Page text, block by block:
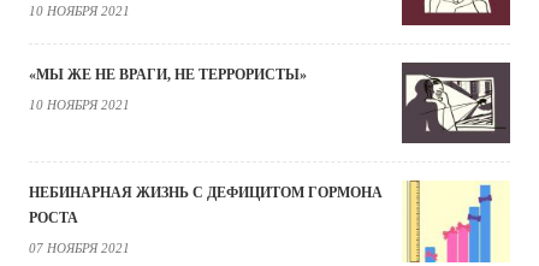
10 НОЯБРЯ 2021
«МЫ ЖЕ НЕ ВРАГИ, НЕ ТЕРРОРИСТЫ»
10 НОЯБРЯ 2021
НЕБИНАРНАЯ ЖИЗНЬ С ДЕФИЦИТОМ ГОРМОНА
РОСТА
07 НОЯБРЯ 2021